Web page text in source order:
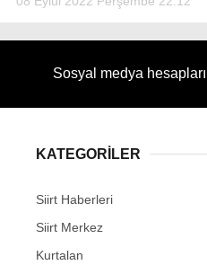
Sosyal medya
KATEGORİLER
Siirt Haberleri
Siirt Merkez
Kurtalan